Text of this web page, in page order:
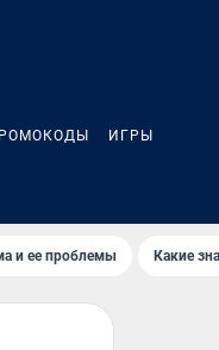
ИГРЫ
и ее проблемы Какие